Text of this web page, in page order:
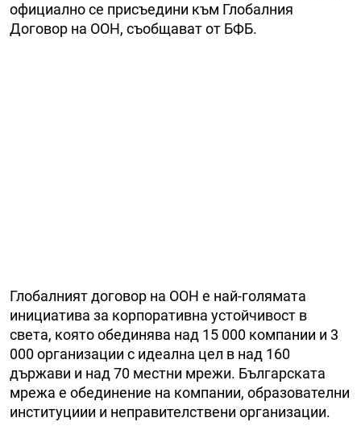
официално се присъедини към Глобалния
Договор на ООН, съобщават от БФБ.
Глобалният договор на ООН е най-голямата
инициатива за корпоративна устойчивост в
света, която обединява над 15 000 компании и 3
000 организации с идеална цел в над 160
държави и над 70 местни мрежи. Българската
мрежа е обединение на компании, образователни
институциии и неправителствени организации.